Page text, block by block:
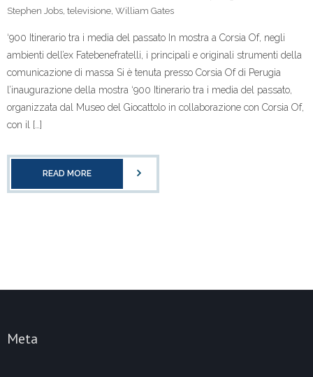
Stephen Jobs televisione William Gates
‘900 Itinerario tra i media del passato In mostra a Corsia Of, negli
ambienti dell’ex Fatebenefratelli, i principali e originali strumenti della
comunicazione di massa Si è tenuta presso Corsia Of di Perugia
l’inaugurazione della mostra ‘900 Itinerario tra i media del passato,
organizzata dal Museo del Giocattolo in collaborazione con Corsia Of,
con il […]
READ MORE
Meta